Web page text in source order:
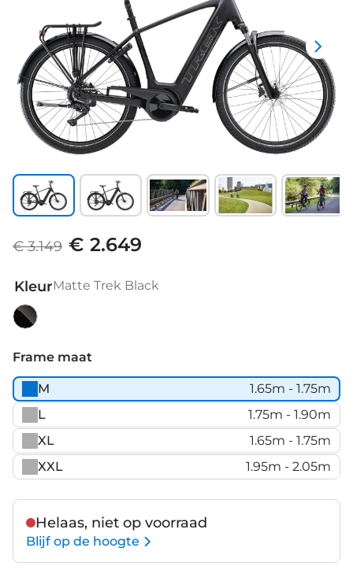
€ 3.149 € 2.649
KleurMatte Trek Black
Trek
Black
Frame maat
M
1.65m - 1.75m
L
1.75m - 1.90m
XL
1.65m - 1.75m
XXL
1.95m - 2.05m
Helaas, niet op voorraad
Blijf op de hoogte